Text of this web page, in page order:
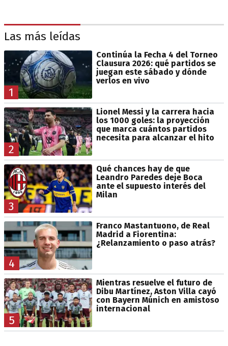
Las más leídas
1
Continúa la Fecha 4 del Torneo
Clausura 2026: qué partidos se
juegan este sábado y dónde
verlos en vivo
2
Lionel Messi y la carrera hacia
los 1000 goles: la proyección
que marca cuántos partidos
necesita para alcanzar el hito
3
Qué chances hay de que
Leandro Paredes deje Boca
ante el supuesto interés del
Milan
4
Franco Mastantuono, de Real
Madrid a Fiorentina:
¿Relanzamiento o paso atrás?
5
Mientras resuelve el futuro de
Dibu Martínez, Aston Villa cayó
con Bayern Múnich en amistoso
internacional